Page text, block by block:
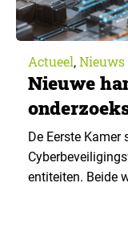
Actueel, Nieuws
Nieuwe
De Eerste
entiteiten. Beide